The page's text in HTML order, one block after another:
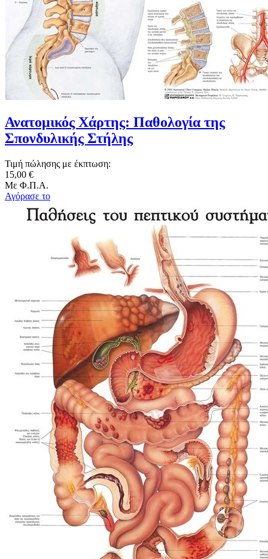
Ανατομικός Χάρτης: Παθολογία της
Σπονδυλικής Στήλης
Τιμή πώλησης με έκπτωση:
15,00 €
Με Φ.Π.Α.
Αγόρασε το